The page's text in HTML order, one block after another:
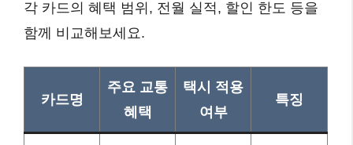
각 카드의 혜택 범위, 전월 실적, 할인 한도 등을
함께 비교해보세요.
카드명
주요 교통
혜택
택시 적용
여부
특징